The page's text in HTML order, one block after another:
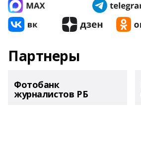
Партнеры
Фотобанк
журналистов РБ